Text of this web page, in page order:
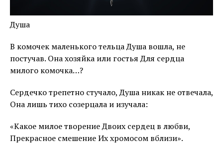
Душа
В комочек маленького тельца Душа вошла, не
постучав. Она хозяйка или гостья Для сердца
милого комочка…?
Сердечко трепетно стучало, Душа никак не отвечала,
Она лишь тихо созерцала и изучала:
«Какое милое творение Двоих сердец в любви,
Прекрасное смешение Их хромосом вблизи».